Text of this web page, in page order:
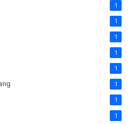
1
1
1
1
1
1
1
1